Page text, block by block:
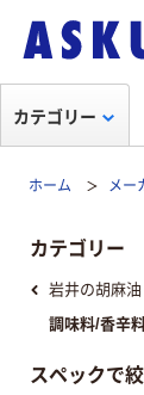
カテゴリー
ホーム メー
カテゴリー
岩井の胡麻油
調味料/香辛料
スペックで